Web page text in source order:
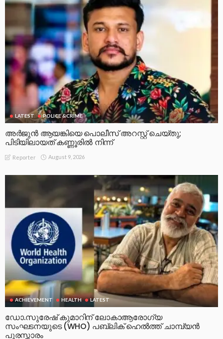
LATEST POLICE &CRIME
അർജുൻ ആയങ്കിയെ പൊലീസ് അറസ്റ്റ് ചെയ്‌തു;
പിടിയിലായത് കണ്ണൂരിൽ നിന്ന്
Reporter August 9, 2026
ACHIEVEMENT HEALTH LATEST
ഡോ.സുരേഷ് കുമാറിന് ലോകാആരോഗ്യ
സംഘടനയുടെ (WHO) പബ്ലിക് ഹെൽത്ത് ചാമ്പ്യൻ
പുരസ്ക്കാരം